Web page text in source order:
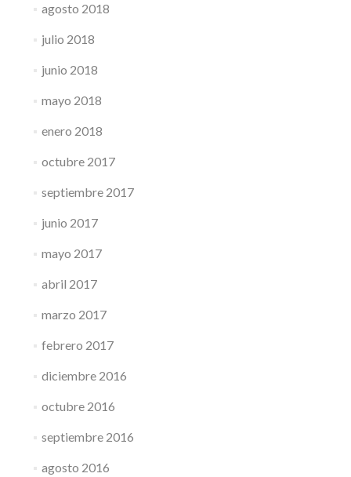
agosto 2018
julio 2018
junio 2018
mayo 2018
enero 2018
octubre 2017
septiembre 2017
junio 2017
mayo 2017
abril 2017
marzo 2017
febrero 2017
diciembre 2016
octubre 2016
septiembre 2016
agosto 2016